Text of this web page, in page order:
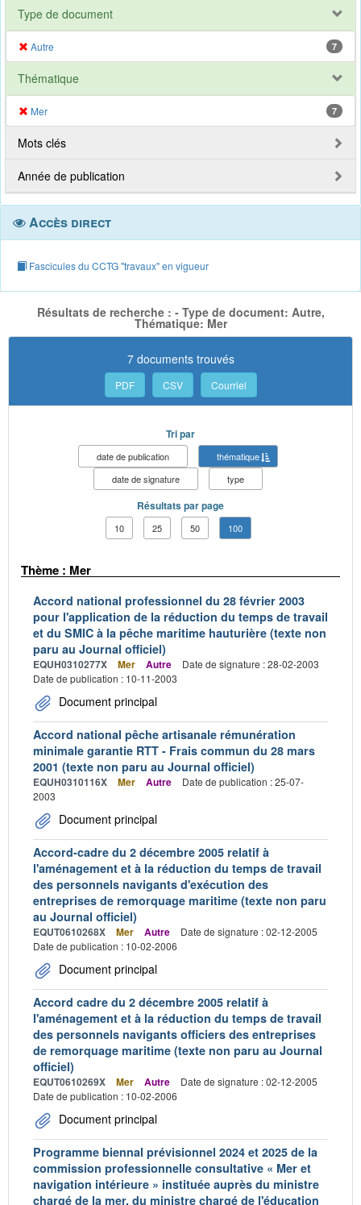
Type de document
Autre 7
Thématique
Mer 7
Mots clés
Année de publication
Accès direct
Fascicules du CCTG "travaux" en vigueur
Résultats de recherche : - Type de document: Autre,
Thématique: Mer
7 documents trouvés
PDF CSV Courriel
Tri par
date de publication
thématique
date de signature
type
Résultats par page
10 25 50 100
Thème : Mer
Accord national professionnel du 28 février 2003
pour l'application de la réduction du temps de travail
et du SMIC à la pêche maritime hauturière (texte non
paru au Journal officiel)
EQUH0310277X Mer Autre
Date de signature : 28-02-2003
Date de publication : 10-11-2003
Document principal
Accord national pêche artisanale rémunération
minimale garantie RTT - Frais commun du 28 mars
2001 (texte non paru au Journal officiel)
EQUH0310116X Mer Autre
Date de publication : 25-07-
2003
Document principal
Accord-cadre du 2 décembre 2005 relatif à
l'aménagement et à la réduction du temps de travail
des personnels navigants d'exécution des
entreprises de remorquage maritime (texte non paru
au Journal officiel)
EQUT0610268X Mer Autre
Date de signature : 02-12-2005
Date de publication : 10-02-2006
Document principal
Accord cadre du 2 décembre 2005 relatif à
l'aménagement et à la réduction du temps de travail
des personnels navigants officiers des entreprises
de remorquage maritime (texte non paru au Journal
officiel)
EQUT0610269X Mer Autre
Date de signature : 02-12-2005
Date de publication : 10-02-2006
Document principal
Programme biennal prévisionnel 2024 et 2025 de la
commission professionnelle consultative « Mer et
navigation intérieure » instituée auprès du ministre
chargé de la mer, du ministre chargé de l'éducation